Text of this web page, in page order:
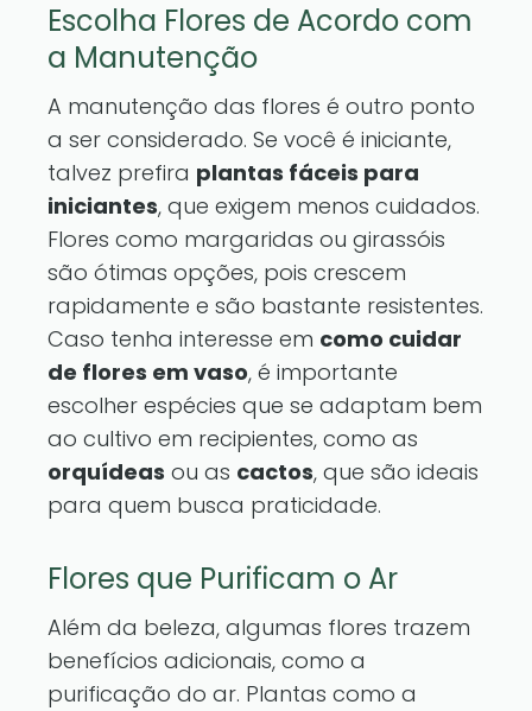
Escolha Flores de Acordo com
a Manutenção
A manutenção das flores é outro ponto
a ser considerado. Se você é iniciante,
talvez prefira plantas fáceis para
iniciantes, que exigem menos cuidados.
Flores como margaridas ou girassóis
são ótimas opções, pois crescem
rapidamente e são bastante resistentes.
Caso tenha interesse em como cuidar
de flores em vaso, é importante
escolher espécies que se adaptam bem
ao cultivo em recipientes, como as
orquídeas ou as cactos, que são ideais
para quem busca praticidade.
Flores que Purificam o Ar
Além da beleza, algumas flores trazem
benefícios adicionais, como a
purificação do ar. Plantas como a